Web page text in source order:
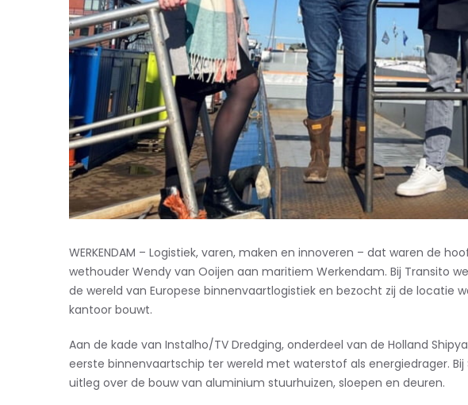
WERKENDAM – Logistiek, varen, maken en innoveren – dat waren de
wethouder Wendy van Ooijen aan maritiem Werkendam. Bij Transito
de wereld van Europese binnenvaartlogistiek en bezocht zij de locatie
kantoor bouwt.
Aan de kade van Instalho/TV Dredging, onderdeel van de Holland
eerste binnenvaartschip ter wereld met waterstof als energiedrager. Bij
uitleg over de bouw van aluminium stuurhuizen, sloepen en deuren.